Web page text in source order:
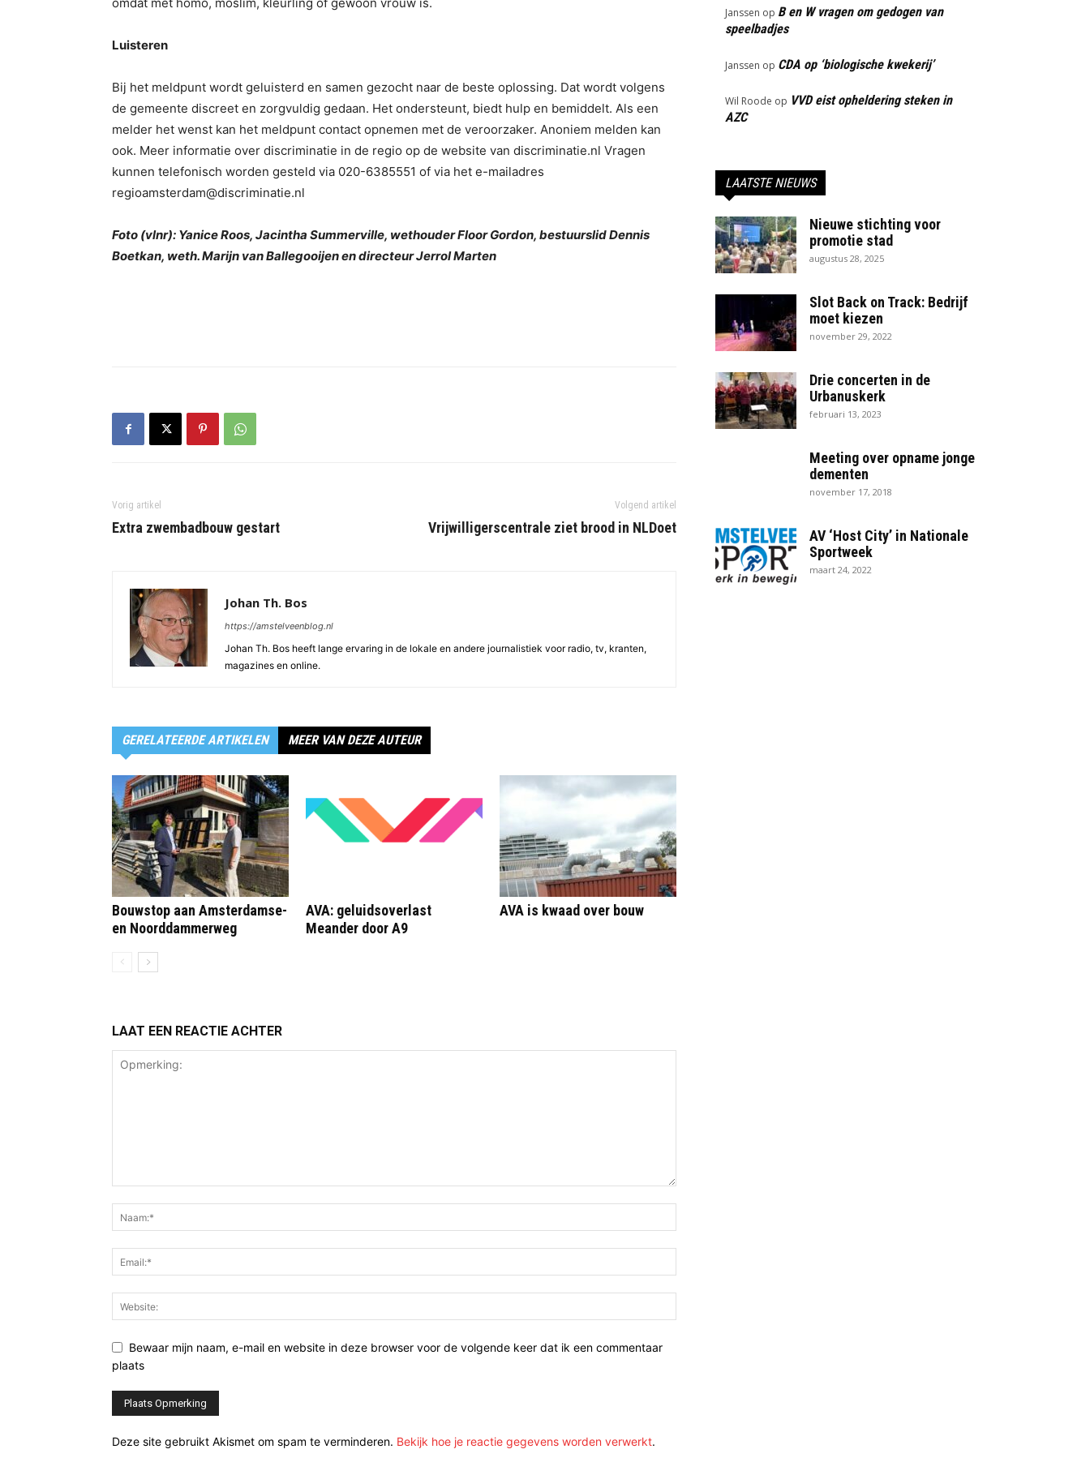
Luisteren
Bij het meldpunt wordt geluisterd en samen gezocht naar de beste oplossing. Dat wordt volgens
de gemeente discreet en zorgvuldig gedaan. Het ondersteunt, biedt hulp en bemiddelt. Als een
melder het wenst kan het meldpunt contact opnemen met de veroorzaker. Anoniem melden kan
ook. Meer informatie over discriminatie in de regio op de website van discriminatie.nl Vragen
kunnen telefonisch worden gesteld via 020-6385551 of via het e-mailadres
regioamsterdam@discriminatie.nl
Foto (vlnr): Yanice Roos, Jacintha Summerville, wethouder Floor Gordon, bestuurslid Dennis
Boetkan, weth. Marijn van Ballegooijen en directeur Jerrol Marten
Vorig artikel
Extra zwembadbouw gestart
Volgend artikel
Vrijwilligerscentrale ziet brood in NLDoet
Johan Th. Bos
https://amstelveenblog.nl
Johan Th. Bos heeft lange ervaring in de lokale en andere journalistiek voor radio, tv, kranten,
magazines en online.
GERELATEERDE ARTIKELEN MEER VAN DEZE AUTEUR
Bouwstop aan Amsterdamse-
en Noorddammerweg
AVA: geluidsoverlast
Meander door A9
AVA is kwaad over bouw
LAAT EEN REACTIE ACHTER
Bewaar mijn naam, e-mail en website in deze browser voor de volgende keer dat ik een commentaar
plaats
Deze site gebruikt Akismet om spam te verminderen. Bekijk hoe je reactie gegevens worden verwerkt.
Janssen op B en W vragen om gedogen van
speelbadjes
Janssen op CDA op ‘biologische kwekerij’
Wil Roode op VVD eist opheldering steken in
AZC
LAATSTE NIEUWS
Nieuwe stichting voor
promotie stad
augustus 28, 2025
Slot Back on Track: Bedrijf
moet kiezen
november 29, 2022
Drie concerten in de
Urbanuskerk
februari 13, 2023
Meeting over opname jonge
dementen
november 17, 2018
AV ‘Host City’ in Nationale
Sportweek
maart 24, 2022